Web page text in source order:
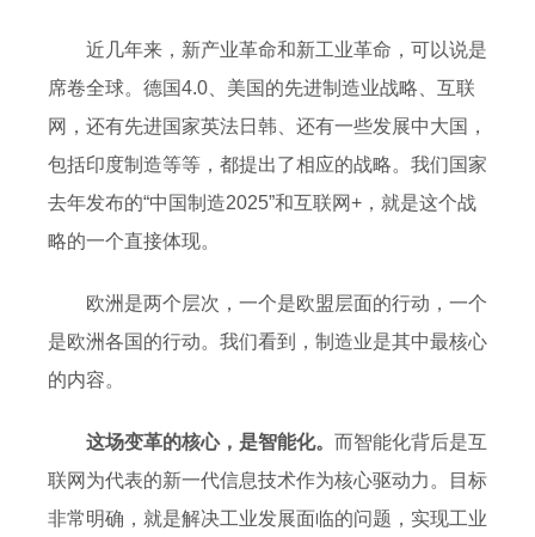
近几年来，新产业革命和新工业革命，可以说是
席卷全球。德国4.0、美国的先进制造业战略、互联
网，还有先进国家英法日韩、还有一些发展中大国，
包括印度制造等等，都提出了相应的战略。我们国家
去年发布的“中国制造2025”和互联网+，就是这个战
略的一个直接体现。
欧洲是两个层次，一个是欧盟层面的行动，一个
是欧洲各国的行动。我们看到，制造业是其中最核心
的内容。
这场变革的核心，是智能化。 而智能化背后是互
联网为代表的新一代信息技术作为核心驱动力。目标
非常明确，就是解决工业发展面临的问题，实现工业